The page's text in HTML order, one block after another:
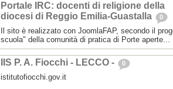
Portale IRC: docenti di religione della
diocesi di Reggio Emilia-Guastalla
0
Il sito è realizzato con JoomlaFAP, secondo il
scuola" della comunità di pratica di Porte aperte...
IIS P. A. Fiocchi - LECCO - 0
istitutofiocchi.gov.it